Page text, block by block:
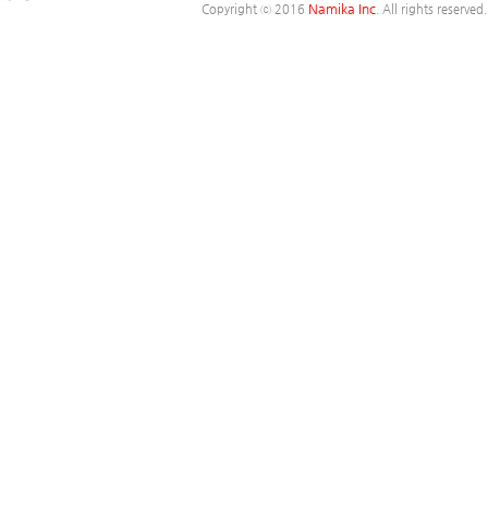
Copyright ⓒ 2016 Namika Inc . All rights reserved.